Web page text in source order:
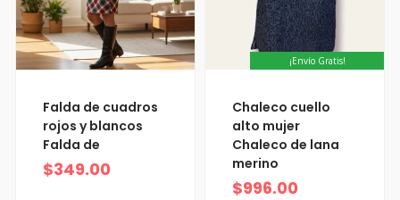
Falda de cuadros
rojos y blancos
Falda de
$349.00
¡Envío Gratis!
Chaleco cuello
alto mujer
Chaleco de lana
merino
$996.00